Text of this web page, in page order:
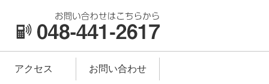
アクセス お問い合わせ